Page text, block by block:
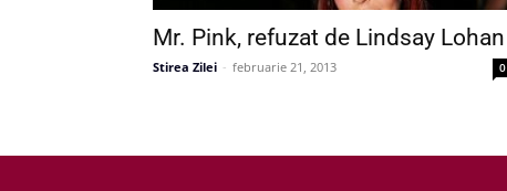
Mr. Pink, refuzat de Lindsay Lohan
Stirea Zilei - februarie 21, 2013 0